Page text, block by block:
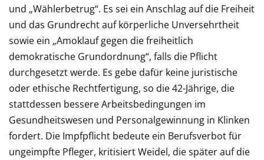
und „Wählerbetrug“. Es sei ein Anschlag auf die Freiheit
und das Grundrecht auf körperliche Unversehrtheit
sowie ein „Amoklauf gegen die freiheitlich
demokratische Grundordnung“, falls die Pflicht
durchgesetzt werde. Es gebe dafür keine juristische
oder ethische Rechtfertigung, so die 42-Jährige, die
stattdessen bessere Arbeitsbedingungen im
Gesundheitswesen und Personalgewinnung in Klinken
fordert. Die Impfpflicht bedeute ein Berufsverbot für
ungeimpfte Pfleger, kritisiert Weidel, die später auf die